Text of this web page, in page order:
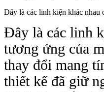
Đây là các linh kiện khác nhau
Đây là các linh
tương ứng của
thay đổi mang
thiết kế đã giữ